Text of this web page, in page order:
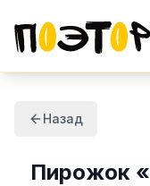
Назад
Пирожок«